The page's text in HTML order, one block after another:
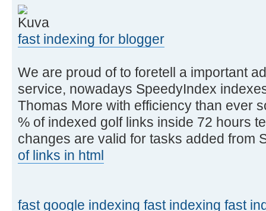
fast indexing for blogger
We are proud of to foretell a important
service, nowadays SpeedyIndex
Thomas More with efficiency than ever
% of indexed golf links inside 72 hours
changes are valid for tasks added from
of links in html
fast google indexing fast indexing fast